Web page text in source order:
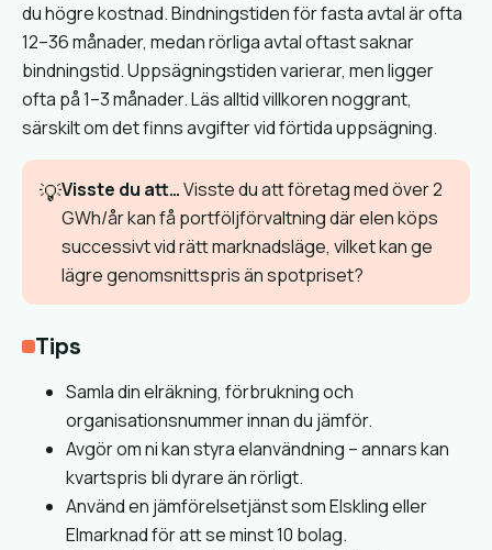
du högre kostnad. Bindningstiden för fasta avtal är ofta
12–36 månader, medan rörliga avtal oftast saknar
bindningstid. Uppsägningstiden varierar, men ligger
ofta på 1–3 månader. Läs alltid villkoren noggrant,
särskilt om det finns avgifter vid förtida uppsägning.
💡Visste du att…Visste du att företag med över 2
GWh/år kan få portföljförvaltning där elen köps
successivt vid rätt marknadsläge, vilket kan ge
lägre genomsnittspris än spotpriset?
Tips
Samla din elräkning, förbrukning och
organisationsnummer innan du jämför.
Avgör om ni kan styra elanvändning – annars kan
kvartspris bli dyrare än rörligt.
Använd en jämförelsetjänst som Elskling eller
Elmarknad för att se minst 10 bolag.